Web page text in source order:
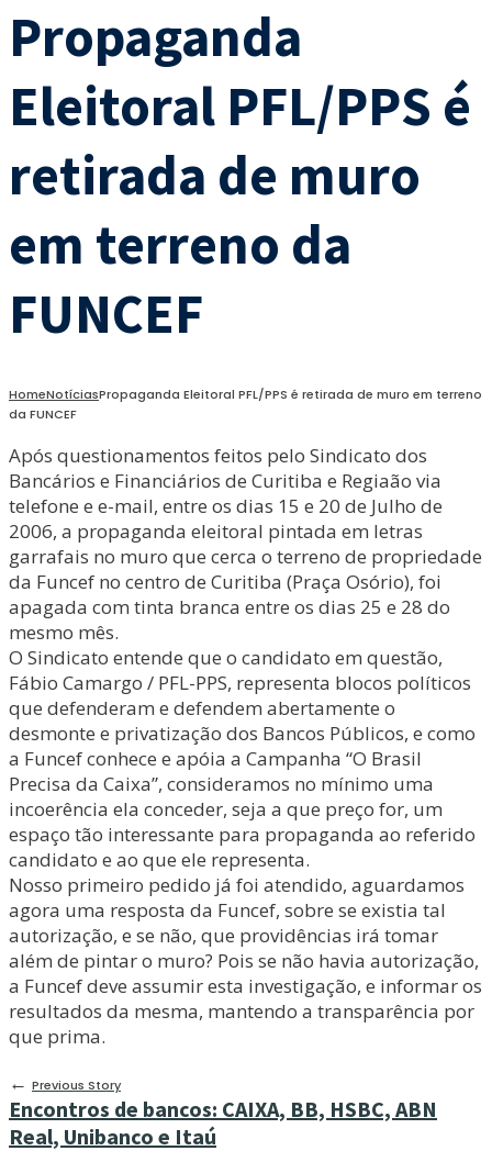
Propaganda
Eleitoral PFL/PPS é
retirada de muro
em terreno da
FUNCEF
HomeNotíciasPropaganda Eleitoral PFL/PPS é retirada de muro em terreno
da FUNCEF
Após questionamentos feitos pelo Sindicato dos
Bancários e Financiários de Curitiba e Regiaão via
telefone e e-mail, entre os dias 15 e 20 de Julho de
2006, a propaganda eleitoral pintada em letras
garrafais no muro que cerca o terreno de propriedade
da Funcef no centro de Curitiba (Praça Osório), foi
apagada com tinta branca entre os dias 25 e 28 do
mesmo mês.
O Sindicato entende que o candidato em questão,
Fábio Camargo / PFL-PPS, representa blocos políticos
que defenderam e defendem abertamente o
desmonte e privatização dos Bancos Públicos, e como
a Funcef conhece e apóia a Campanha “O Brasil
Precisa da Caixa”, consideramos no mínimo uma
incoerência ela conceder, seja a que preço for, um
espaço tão interessante para propaganda ao referido
candidato e ao que ele representa.
Nosso primeiro pedido já foi atendido, aguardamos
agora uma resposta da Funcef, sobre se existia tal
autorização, e se não, que providências irá tomar
além de pintar o muro? Pois se não havia autorização,
a Funcef deve assumir esta investigação, e informar os
resultados da mesma, mantendo a transparência por
que prima.
← Previous Story
Encontros de bancos: CAIXA, BB, HSBC, ABN
Real, Unibanco e Itaú